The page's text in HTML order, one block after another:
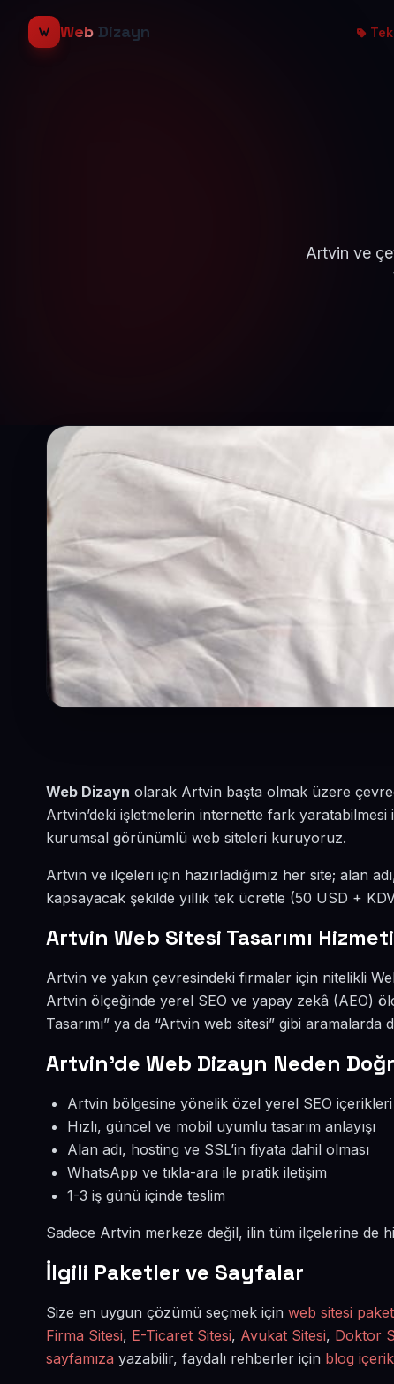
Web Dizayn
Artvin ve
Web Dizayn olarak Artvin başta olmak üzere
Artvin’deki işletmelerin internette fark
kurumsal görünümlü web siteleri kuruyoruz.
Artvin ve ilçeleri için hazırladığımız her site; alan
kapsayacak şekilde yıllık tek ücretle (50 USD +
Artvin Web Sitesi Tasarımı Hizmeti
Artvin ve yakın çevresindeki firmalar için nitelikli
Artvin ölçeğinde yerel SEO ve yapay zekâ (AEO)
Tasarımı” ya da “Artvin web sitesi” gibi aramalarda
Artvin’de Web Dizayn Neden
Artvin bölgesine yönelik özel yerel SEO içerikleri
Hızlı, güncel ve mobil uyumlu tasarım anlayışı
Alan adı, hosting ve SSL’in fiyata dahil olması
WhatsApp ve tıkla-ara ile pratik iletişim
1-3 iş günü içinde teslim
Sadece Artvin merkeze değil, ilin tüm ilçelerine de
İlgili Paketler ve Sayfalar
Size en uygun çözümü seçmek için web sitesi
Firma Sitesi, E-Ticaret Sitesi, Avukat Sitesi, Doktor
sayfamıza yazabilir, faydalı rehberler için blog